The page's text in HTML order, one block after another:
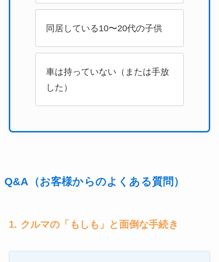
同居している10〜20代の子供
車は持っていない（または手放
した）
Q&A（お客様からのよくある質問）
1. クルマの「もしも」と面倒な手続き